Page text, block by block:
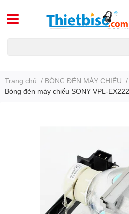
Trang chủ / BÓNG ĐÈN MÁY CHIẾU /
Bóng đèn máy chiếu SONY VPL-EX222